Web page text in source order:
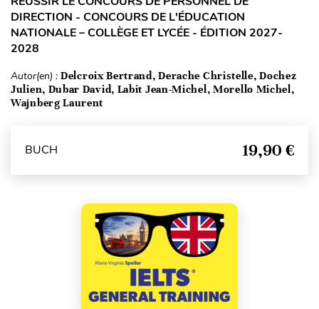
DIRECTION - CONCOURS DE L'ÉDUCATION
NATIONALE – COLLÈGE ET LYCÉE - ÉDITION 2027-
2028
Autor(en) : Delcroix Bertrand, Derache Christelle, Dochez
Julien, Dubar David, Labit Jean-Michel, Morello Michel,
Wajnberg Laurent
BUCH 19,90 €